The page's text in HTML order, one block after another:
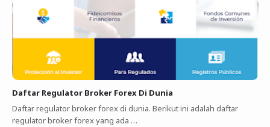
Daftar Regulator Broker Forex Di Dunia
Daftar regulator broker forex di dunia. Berikut ini adalah daftar
regulator broker forex yang ada …